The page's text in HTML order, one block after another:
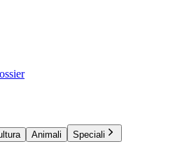
Animali
Speciali